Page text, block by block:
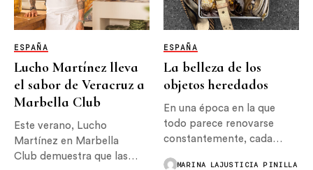
ESPAÑA
Lucho Martínez lleva
el sabor de Veracruz a
Marbella Club
Este verano, Lucho
Martínez en Marbella
Club demuestra que las
ESPAÑA
La belleza de los
objetos heredados
En una época en la que
todo parece renovarse
constantemente, cada
MARINA LAJUSTICIA PINILLA